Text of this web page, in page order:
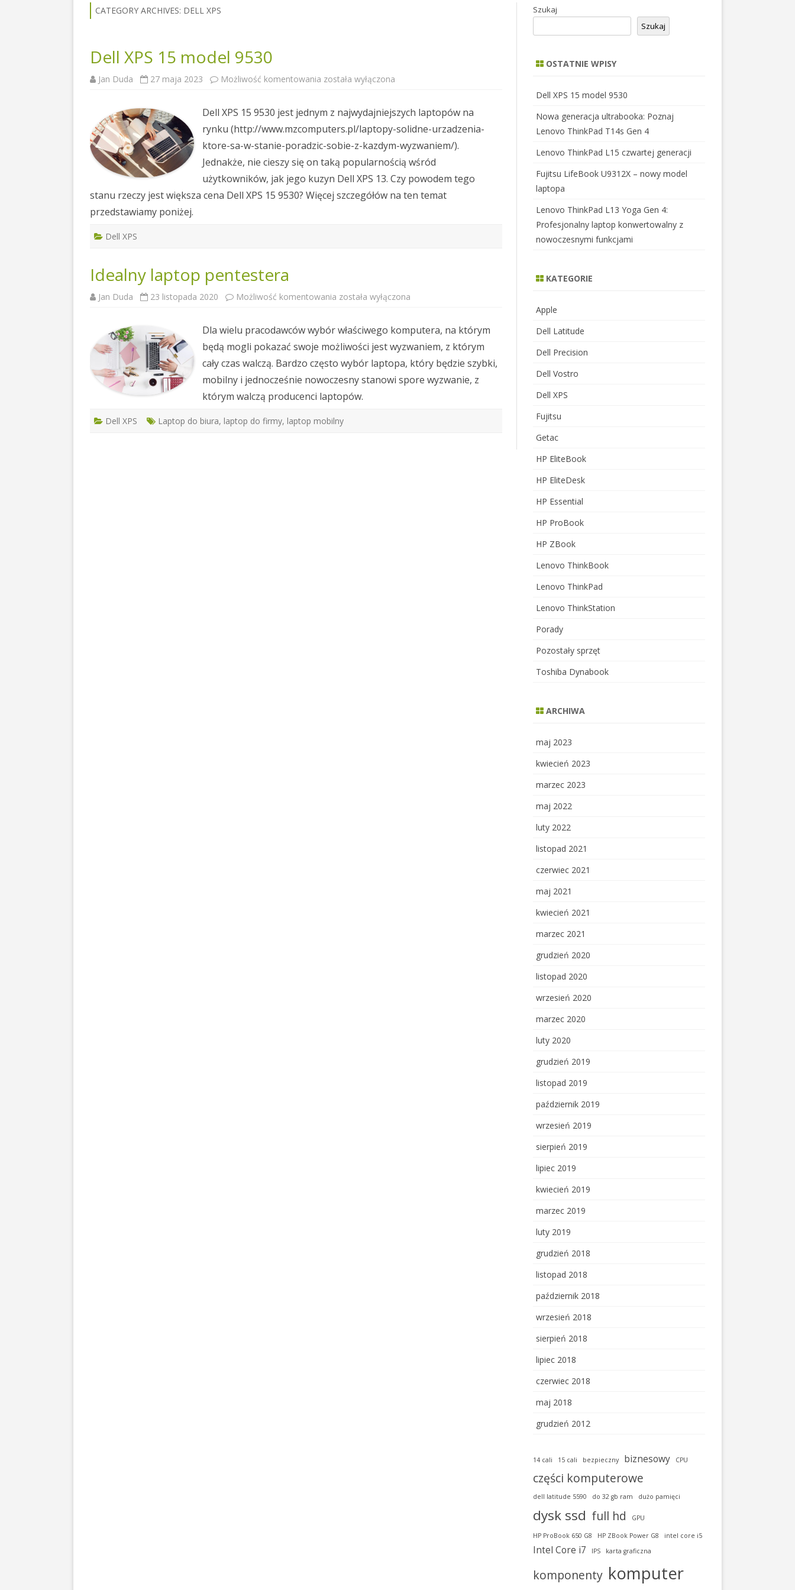
CATEGORY ARCHIVES: DELL XPS
Dell XPS 15 model 9530
Jan Duda 27 maja 2023 Możliwość komentowania Dell
9530
została wyłączona
Dell XPS 15 9530 jest jednym z najwydajniejszych laptopów na
rynku (http://www.mzcomputers.pl/laptopy-solidne-urzadzenia-
ktore-sa-w-stanie-poradzic-sobie-z-kazdym-wyzwaniem/).
Jednakże, nie cieszy się on taką popularnością wśród
użytkowników, jak jego kuzyn Dell XPS 13. Czy powodem tego
stanu rzeczy jest większa cena Dell XPS 15 9530? Więcej szczegółów na ten temat
przedstawiamy poniżej.
Dell XPS
Idealny laptop pentestera
Jan Duda 23 listopada 2020 Możliwość komentowania Idealny
została wyłączona
Dla wielu pracodawców wybór właściwego komputera, na którym
będą mogli pokazać swoje możliwości jest wyzwaniem, z którym
cały czas walczą. Bardzo często wybór laptopa, który będzie szybki,
mobilny i jednocześnie nowoczesny stanowi spore wyzwanie, z
którym walczą producenci laptopów.
Dell XPS Laptop do biura, laptop do firmy, laptop mobilny
Szukaj
Szukaj
OSTATNIE WPISY
Dell XPS 15 model 9530
Nowa generacja ultrabooka: Poznaj
Lenovo ThinkPad T14s Gen 4
Lenovo ThinkPad L15 czwartej generacji
Fujitsu LifeBook U9312X – nowy model
laptopa
Lenovo ThinkPad L13 Yoga Gen 4:
Profesjonalny laptop konwertowalny z
nowoczesnymi funkcjami
KATEGORIE
Apple
Dell Latitude
Dell Precision
Dell Vostro
Dell XPS
Fujitsu
Getac
HP EliteBook
HP EliteDesk
HP Essential
HP ProBook
HP ZBook
Lenovo ThinkBook
Lenovo ThinkPad
Lenovo ThinkStation
Porady
Pozostały sprzęt
Toshiba Dynabook
ARCHIWA
maj 2023
kwiecień 2023
marzec 2023
maj 2022
luty 2022
listopad 2021
czerwiec 2021
maj 2021
kwiecień 2021
marzec 2021
grudzień 2020
listopad 2020
wrzesień 2020
marzec 2020
luty 2020
grudzień 2019
listopad 2019
październik 2019
wrzesień 2019
sierpień 2019
lipiec 2019
kwiecień 2019
marzec 2019
luty 2019
grudzień 2018
listopad 2018
październik 2018
wrzesień 2018
sierpień 2018
lipiec 2018
czerwiec 2018
maj 2018
grudzień 2012
14 cali 15 cali bezpieczny biznesowy CPU
części komputerowe
dell latitude 5590 do 32 gb ram dużo pamięci
dysk ssd full hd GPU
HP ProBook 650 G8 HP ZBook Power G8 intel core i5
Intel Core i7 IPS karta graficzna
komponenty komputer